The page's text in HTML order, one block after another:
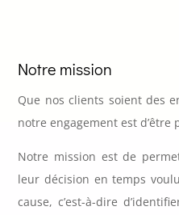
Notre mission
Que nos clients soient des
notre engagement est
Notre mission est de
leur décision en temps
cause, c’est-à-dire